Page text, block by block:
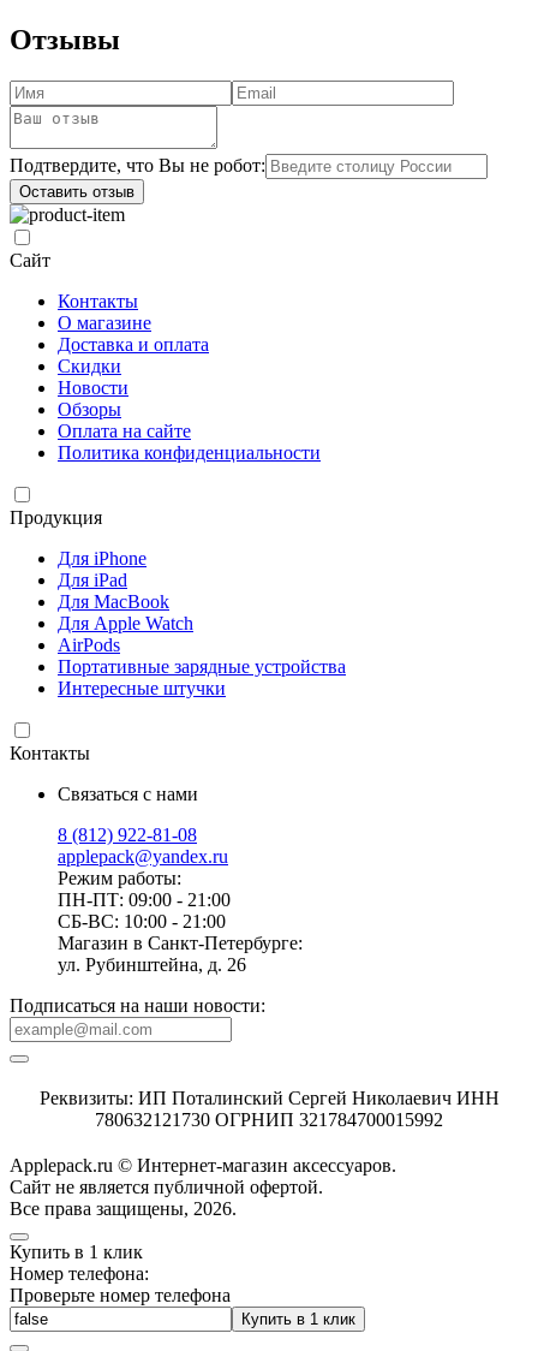
Отзывы
Подтвердите, что Вы не робот:
Оставить отзыв
Сайт
Контакты
О магазине
Доставка и оплата
Скидки
Новости
Обзоры
Оплата на сайте
Политика конфиденциальности
Продукция
Для iPhone
Для iPad
Для MacBook
Для Apple Watch
AirPods
Портативные зарядные устройства
Интересные штучки
Контакты
Связаться с нами
8 (812) 922-81-08
applepack@yandex.ru
Режим работы:
ПН-ПТ: 09:00 - 21:00
СБ-ВС: 10:00 - 21:00
Магазин в Санкт-Петербурге:
ул. Рубинштейна, д. 26
Подписаться на наши новости:
Реквизиты: ИП Поталинский Сергей Николаевич ИНН
780632121730 ОГРНИП 321784700015992
Applepack.ru © Интернет-магазин аксессуаров.
Cайт не является публичной офертой.
Все права защищены, 2026.
Купить в 1 клик
Номер телефона:
Проверьте номер телефона
Купить в 1 клик